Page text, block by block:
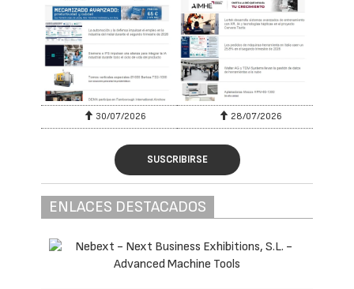
30/07/2026 28/07/2026
SUSCRIBIRSE
ENLACES DESTACADOS